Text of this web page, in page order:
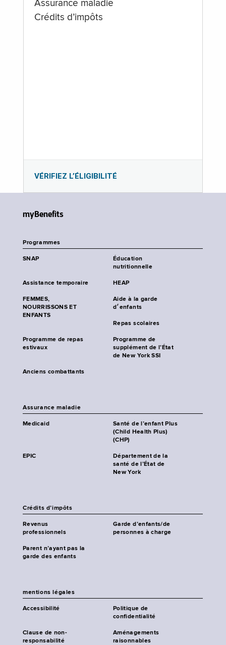
Assurance maladie
Crédits d’impôts
VÉRIFIEZ L’ÉLIGIBILITÉ
myBenefits
Programmes
SNAP
Éducation
nutritionnelle
Assistance temporaire HEAP
FEMMES,
NOURRISSONS ET
ENFANTS
Aide à la garde
d׳enfants
Repas scolaires
Programme de repas
estivaux
Programme de
supplément de l’État
de New York SSI
Anciens combattants
Assurance maladie
Medicaid
Santé de l’enfant Plus
(Child Health Plus)
(CHP)
EPIC
Département de la
santé de l’État de
New York
Crédits d’impôts
Revenus
professionnels
Garde d’enfants/de
personnes à charge
Parent n’ayant pas la
garde des enfants
mentions légales
Accessibilité
Politique de
confidentialité
Clause de non-
responsabilité
Aménagements
raisonnables